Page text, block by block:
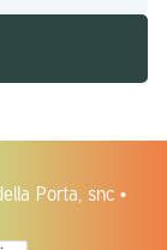
Porta, snc •